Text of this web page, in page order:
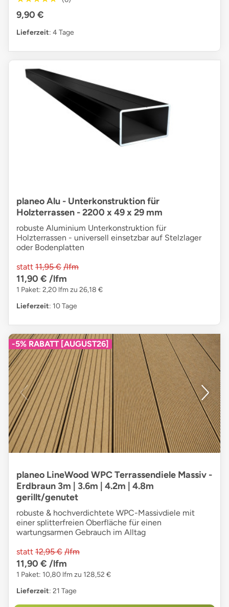
9,90 €
Lieferzeit: 4 Tage
planeo Alu - Unterkonstruktion für
Holzterrassen - 2200 x 49 x 29 mm
robuste Aluminium Unterkonstruktion für
Holzterrassen - universell einsetzbar auf Stelzlager
oder Bodenplatten
statt 11,95 € /lfm
11,90 € /lfm
1 Paket: 2,20 lfm zu 26,18 €
Lieferzeit: 10 Tage
-5% RABATT [AUGUST26]
planeo LineWood WPC Terrassendiele Massiv -
Erdbraun 3m | 3.6m | 4.2m | 4.8m
gerillt/genutet
robuste & hochverdichtete WPC-Massivdiele mit
einer splitterfreien Oberfläche für einen
wartungsarmen Gebrauch im Alltag
statt 12,95 € /lfm
11,90 € /lfm
1 Paket: 10,80 lfm zu 128,52 €
Lieferzeit: 21 Tage